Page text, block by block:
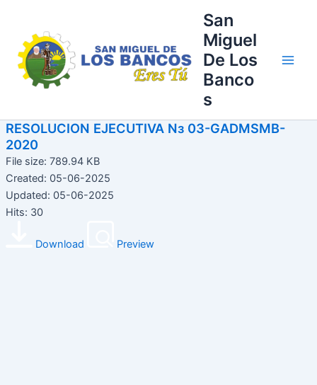
contenido
San
Miguel
De Los
Banco
s
RESOLUCION EJECUTIVA Nз 03-GADMSMB-
2020
File size: 789.94 KB
Created: 05-06-2025
Updated: 05-06-2025
Hits: 30
Download Preview